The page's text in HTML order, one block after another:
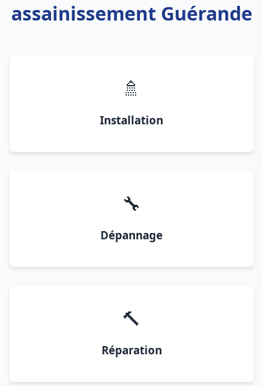
assainissement Guérande
🚿
Installation
🔧
Dépannage
🔨
Réparation